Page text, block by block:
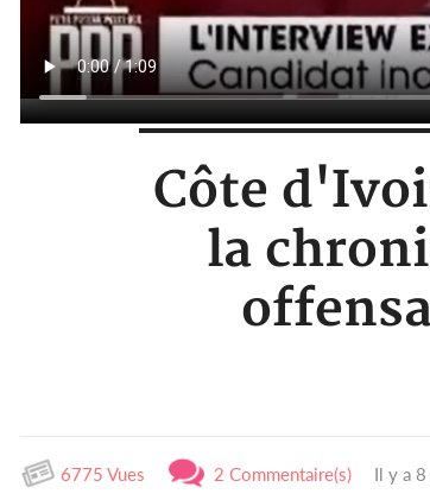
Côte
la
6775 Vues 2 Commentaire(s) Il y a